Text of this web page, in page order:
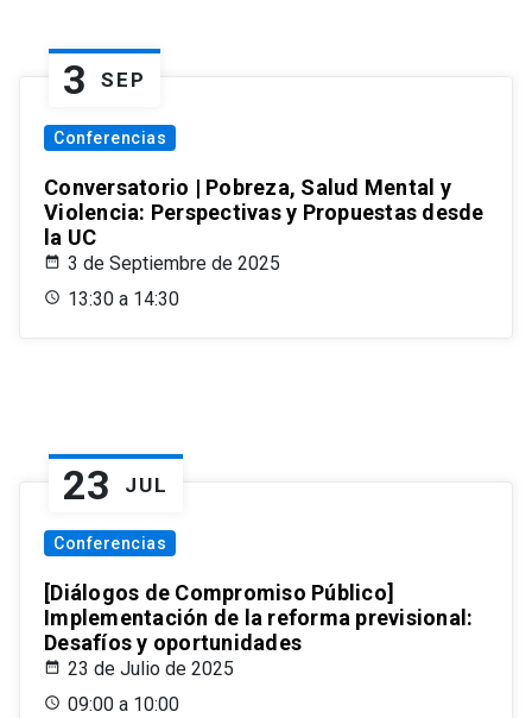
3 SEP
Conferencias
Conversatorio | Pobreza, Salud Mental y
Violencia: Perspectivas y Propuestas desde
la UC
3 de Septiembre de 2025
13:30 a 14:30
23 JUL
Conferencias
[Diálogos de Compromiso Público]
Implementación de la reforma previsional:
Desafíos y oportunidades
23 de Julio de 2025
09:00 a 10:00